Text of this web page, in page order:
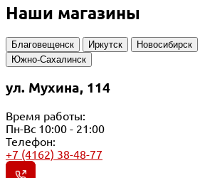
Наши магазины
Благовещенск Иркутск Новосибирск
Южно-Сахалинск
ул. Мухина, 114
Время работы:
Пн-Вс 10:00 - 21:00
Телефон:
+7 (4162) 38-48-77